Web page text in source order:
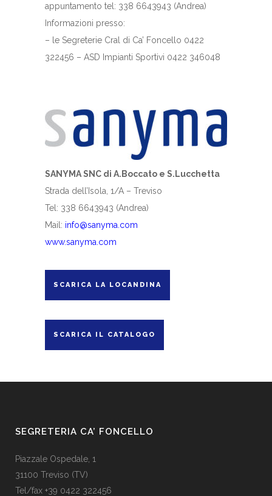
appuntamento tel: 338 6643943 (Andrea)
Informazioni presso:
– le Segreterie Cral di Ca’ Foncello 0422
322456 – ASD Impianti Sportivi 0422 346048
SANYMA SNC di A.Boccato e S.Lucchetta
Strada dell’Isola, 1/A – Treviso
Tel: 338 6643943 (Andrea)
Mail: info@sanyma.com
www.sanyma.com
SCARICA LA LOCANDINA
SCARICA IL CATALOGO
SEGRETERIA CA’ FONCELLO
Piazzale Ospedale, 1
31100 Treviso (TV)
Tel/fax +39 0422 322456